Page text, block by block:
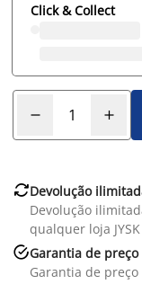
Click & Collect
Devolução
Devolução
qualquer loja JYSK
Garantia de preço
Garantia de